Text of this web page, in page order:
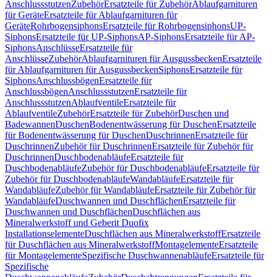
AnschlussstutzenZubehörErsatzteile für ZubehörAblaufgarnituren
für GeräteErsatzteile für Ablaufgarnituren für
GeräteRohrbogensiphonsErsatzteile für RohrbogensiphonsUP-
SiphonsErsatzteile für UP-SiphonsAP-SiphonsErsatzteile für AP-
SiphonsAnschlüsseErsatzteile für
AnschlüsseZubehörAblaufgarnituren für AusgussbeckenErsatzteile
für Ablaufgarnituren für AusgussbeckenSiphonsErsatzteile für
SiphonsAnschlussbögenErsatzteile für
AnschlussbögenAnschlussstutzenErsatzteile für
AnschlussstutzenAblaufventileErsatzteile für
AblaufventileZubehörErsatzteile für ZubehörDuschen und
BadewannenDuschenBodenentwässerung für DuschenErsatzteile
für Bodenentwässerung für DuschenDuschrinnenErsatzteile für
DuschrinnenZubehör für DuschrinnenErsatzteile für Zubehör für
DuschrinnenDuschbodenabläufeErsatzteile für
DuschbodenabläufeZubehör für DuschbodenabläufeErsatzteile für
Zubehör für DuschbodenabläufeWandabläufeErsatzteile für
WandabläufeZubehör für WandabläufeErsatzteile für Zubehör für
WandabläufeDuschwannen und DuschflächenErsatzteile für
Duschwannen und DuschflächenDuschflächen aus
Mineralwerkstoff und Geberit Duofix
InstallationselementeDuschflächen aus MineralwerkstoffErsatzteile
für Duschflächen aus MineralwerkstoffMontagelementeErsatzteile
für MontagelementeSpezifische DuschwannenabläufeErsatzteile für
Spezifische